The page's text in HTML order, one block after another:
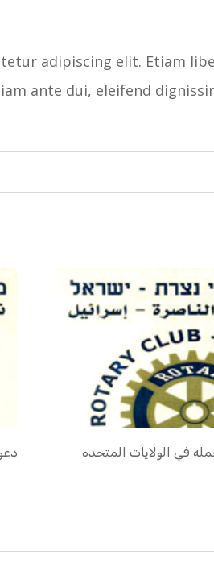
adipiscing elit. Etiam
ante dui, eleifend
في الولايات المتحده